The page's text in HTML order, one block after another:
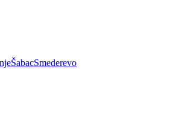
ŠabacSmederevo